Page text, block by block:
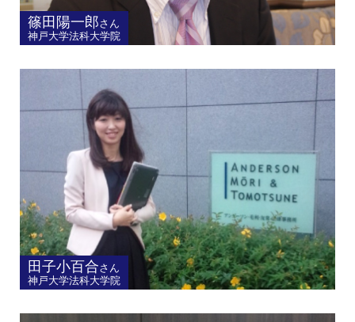
篠田陽一郎さん
神戸大学法科大学院
田子小百合さん
神戸大学法科大学院